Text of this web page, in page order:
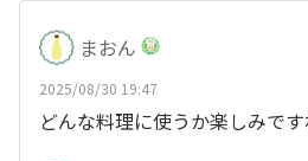
まおん
2025/08/30 19:47
どんな料理に使うか楽しみで